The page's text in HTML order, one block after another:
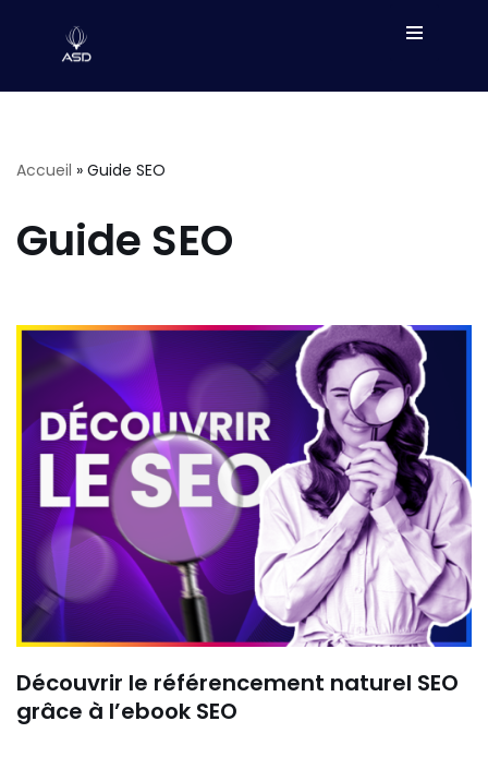
Accueil » Guide SEO
Guide SEO
Découvrir le référencement naturel SEO
grâce à l’ebook SEO